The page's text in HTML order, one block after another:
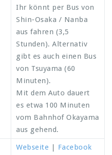
Ihr könnt per Bus von
Shin-Osaka / Nanba
aus fahren (3,5
Stunden). Alternativ
gibt es auch einen Bus
von Tsuyama (60
Minuten).
Mit dem Auto dauert
es etwa 100 Minuten
vom Bahnhof Okayama
aus gehend.
Webseite | Facebook